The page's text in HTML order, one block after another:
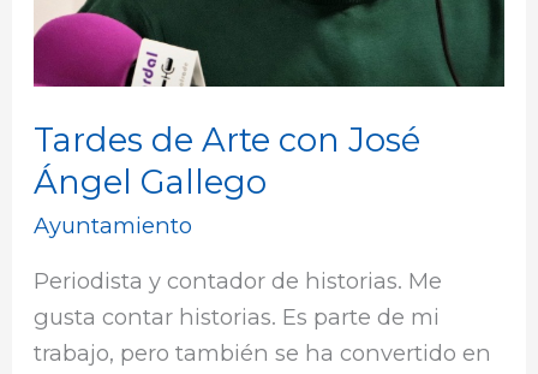
Tardes de Arte con José
Ángel Gallego
Ayuntamiento
Periodista y contador de historias. Me
gusta contar historias. Es parte de mi
trabajo, pero también se ha convertido en